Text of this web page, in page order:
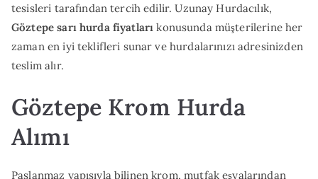
tesisleri tarafından tercih edilir. Uzunay Hurdacılık,
Göztepe sarı hurda fiyatları konusunda müşterilerine her
zaman en iyi teklifleri sunar ve hurdalarınızı adresinizden
teslim alır.
Göztepe Krom Hurda
Alımı
Paslanmaz yapısıyla bilinen krom, mutfak eşyalarından